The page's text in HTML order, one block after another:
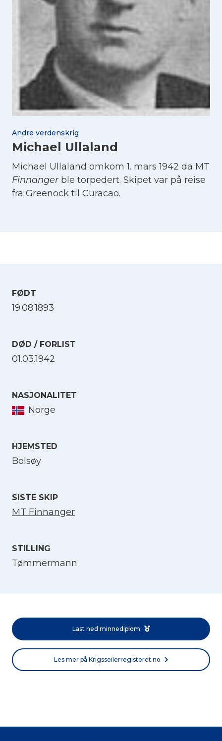
Andre verdenskrig
Michael Ullaland
Michael Ullaland omkom 1. mars 1942 da MT
Finnangerble torpedert. Skipet var på reise
fra Greenock til Curacao.
FØDT
19.08.1893
DØD / FORLIST
01.03.1942
NASJONALITET
Norge
HJEMSTED
Bolsøy
SISTE SKIP
MT Finnanger
STILLING
Tømmermann
Last ned minnediplom
Les mer på Krigsseilerregisteret.no
Velg språk
Norsk bokmål